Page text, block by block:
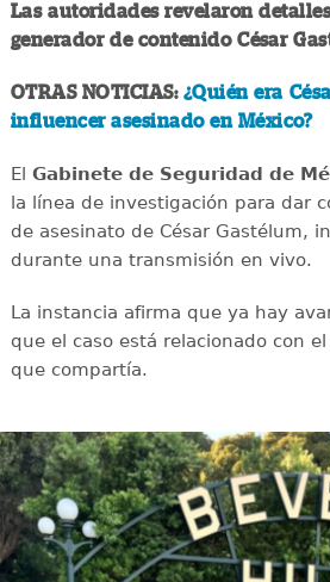
Las autoridades revelaron
generador de contenido César
OTRAS NOTICIAS: ¿Quién era
influencer asesinado en México?
El Gabinete de Seguridad de
la línea de investigación para dar
de asesinato de César Gastélum,
durante una transmisión en vivo.
La instancia afirma que ya hay
que el caso está relacionado con
que compartía.